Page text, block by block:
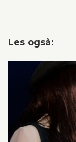
Les også: